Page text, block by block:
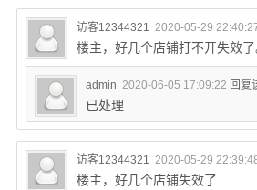
访客12344321 2020-05-29
楼主，好几个店铺打不开失效
admin 2020-06-05 17:09:22 回复
已处理
访客12344321 2020-05-29
楼主，好几个店铺失效了